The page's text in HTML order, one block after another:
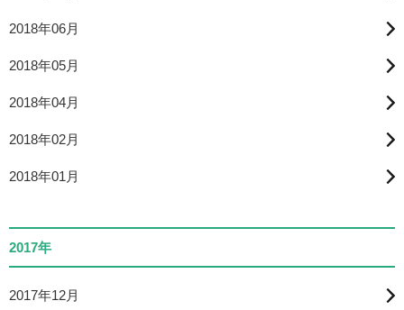
2018年06月
2018年05月
2018年04月
2018年02月
2018年01月
2017年
2017年12月